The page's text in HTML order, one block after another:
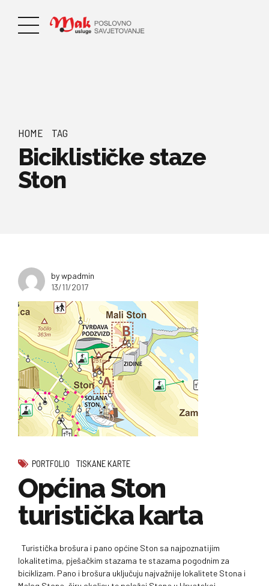
HOME TAG
Biciklističke staze
Ston
by wpadmin
13/11/2017
PORTFOLIO TISKANE KARTE
Općina Ston
turistička karta
Turistička brošura i pano općine Ston sa najpoznatijim
lokalitetima, pješačkim stazama te stazama pogodnim za
biciklizam. Pano i brošura uključuju najvažnije lokalitete Stona i